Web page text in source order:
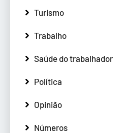
Turismo
Trabalho
Saúde do trabalhador
Política
Opinião
Números